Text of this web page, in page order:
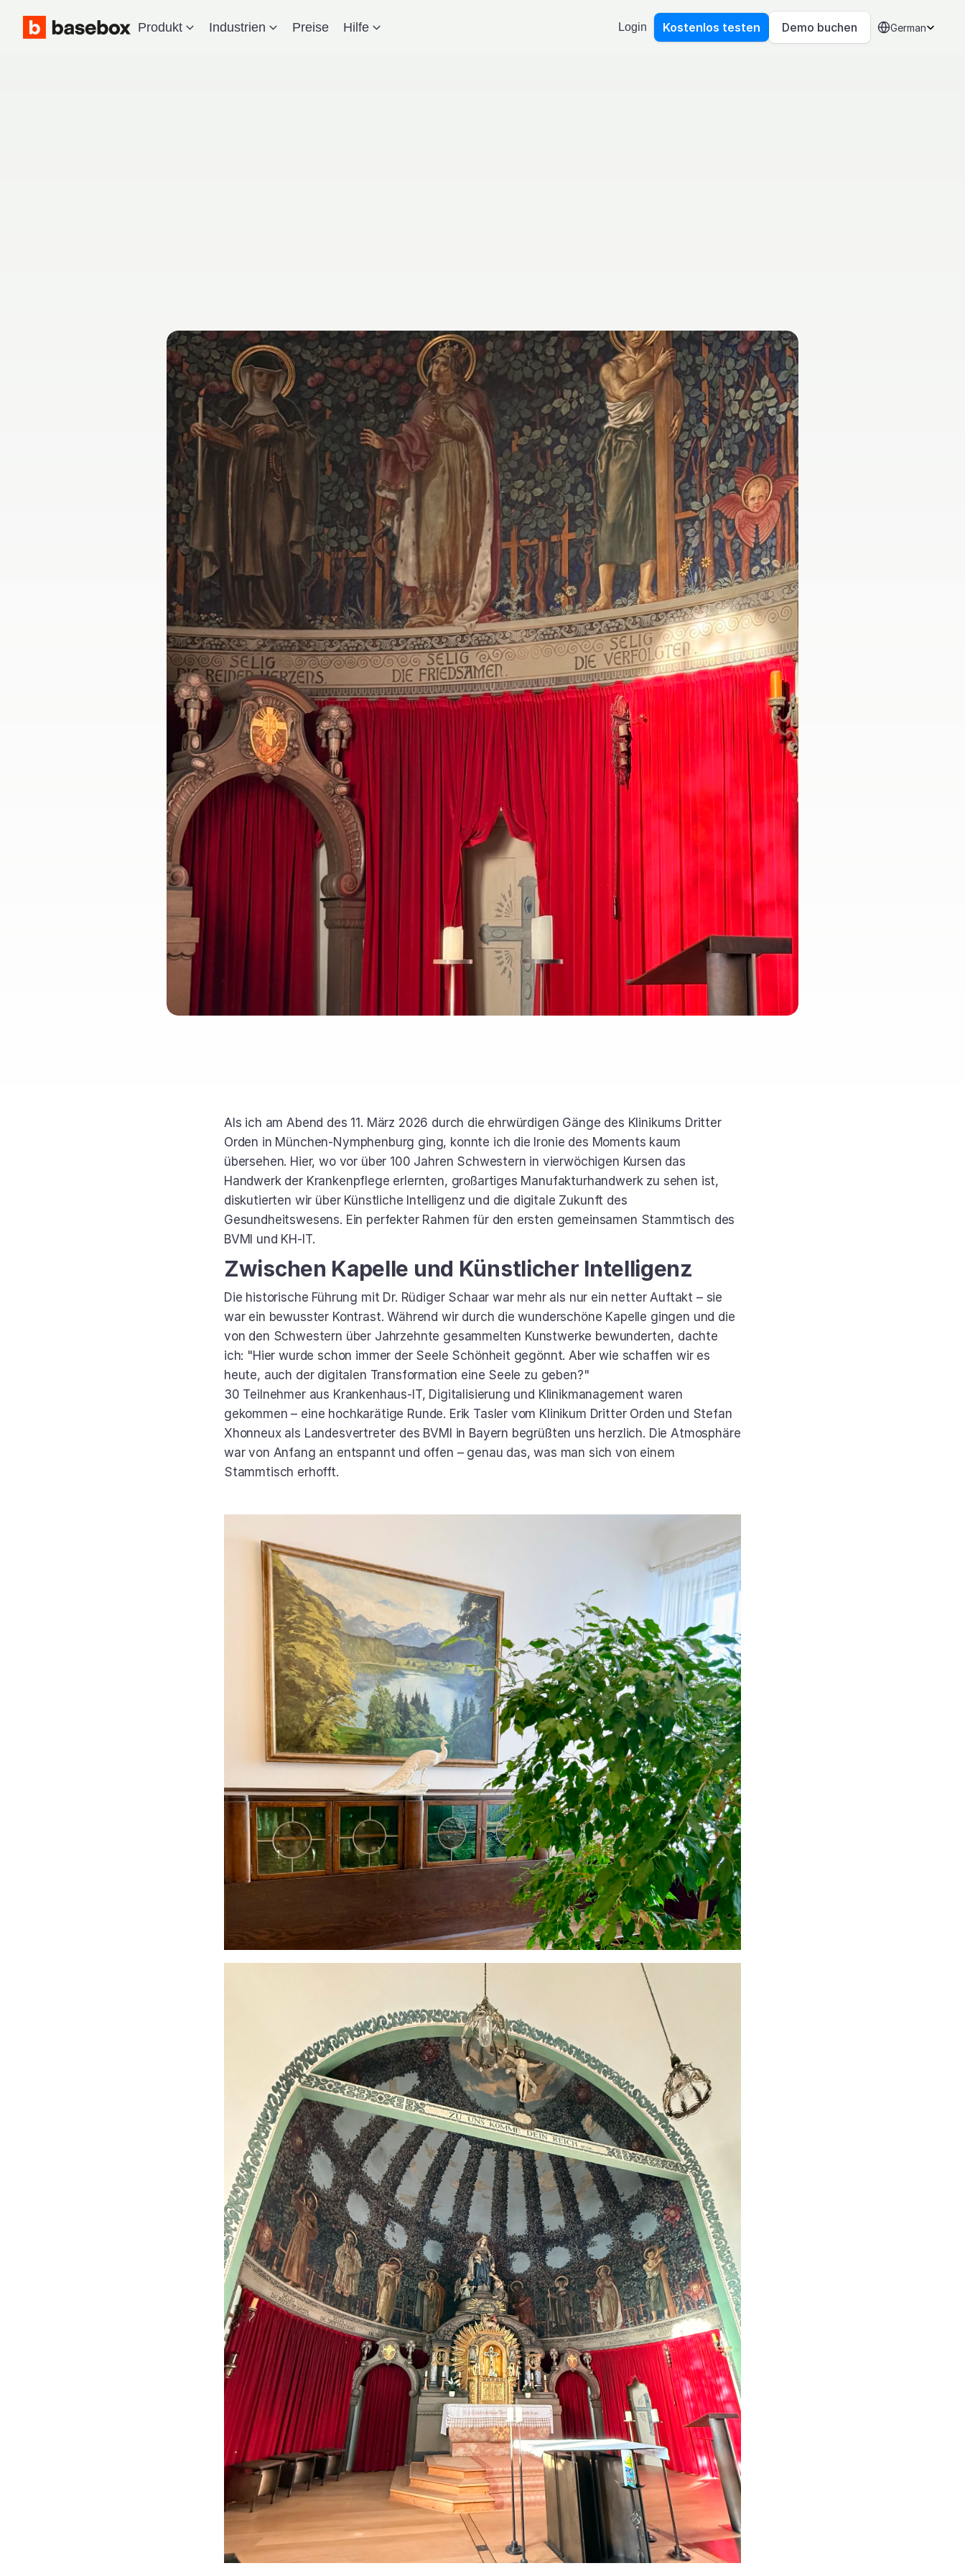
Produkt Industrien Preise Hilfe Login Kostenlos testen Demo buchen
Select Language
German
Als ich am Abend des 11. März 2026 durch die ehrwürdigen Gänge des Klinikums Dritter
Orden in München-Nymphenburg ging, konnte ich die Ironie des Moments kaum
übersehen. Hier, wo vor über 100 Jahren Schwestern in vierwöchigen Kursen das
Handwerk der Krankenpflege erlernten, großartiges Manufakturhandwerk zu sehen ist,
diskutierten wir über Künstliche Intelligenz und die digitale Zukunft des
Gesundheitswesens. Ein perfekter Rahmen für den ersten gemeinsamen Stammtisch des
BVMI und KH-IT.
Zwischen Kapelle und Künstlicher Intelligenz
Die historische Führung mit Dr. Rüdiger Schaar war mehr als nur ein netter Auftakt – sie
war ein bewusster Kontrast. Während wir durch die wunderschöne Kapelle gingen und die
von den Schwestern über Jahrzehnte gesammelten Kunstwerke bewunderten, dachte
ich: "Hier wurde schon immer der Seele Schönheit gegönnt. Aber wie schaffen wir es
heute, auch der digitalen Transformation eine Seele zu geben?"
30 Teilnehmer aus Krankenhaus-IT, Digitalisierung und Klinikmanagement waren
gekommen – eine hochkarätige Runde. Erik Tasler vom Klinikum Dritter Orden und Stefan
Xhonneux als Landesvertreter des BVMI in Bayern begrüßten uns herzlich. Die Atmosphäre
war von Anfang an entspannt und offen – genau das, was man sich von einem
Stammtisch erhofft.